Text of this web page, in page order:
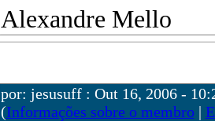
Alexandre Mello
por: jesusuff : Out 16, 2006 -
(Informações sobre o membro|